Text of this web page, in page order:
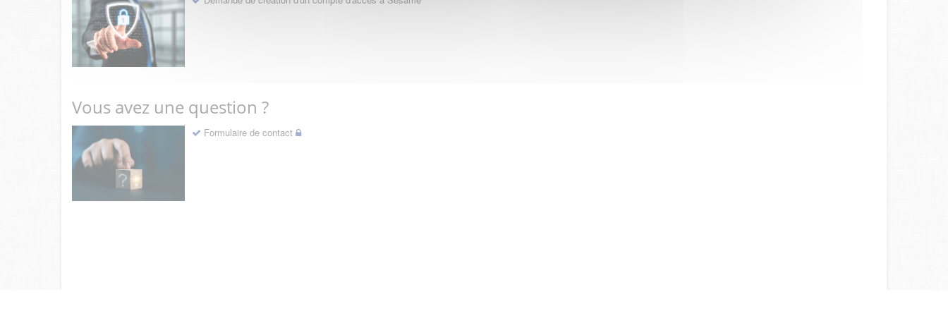
Vous avez une question ?
Formulaire de contact